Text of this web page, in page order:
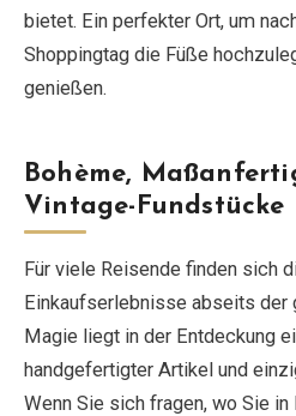
bietet. Ein perfekter Ort, um
Shoppingtag die Füße
genießen.
Bohème,
Vintage-Fundstücke
Für viele Reisende finden sich
Einkaufserlebnisse abseits der
Magie liegt in der Entdeckung
handgefertigter Artikel und
Wenn Sie sich fragen, wo Sie